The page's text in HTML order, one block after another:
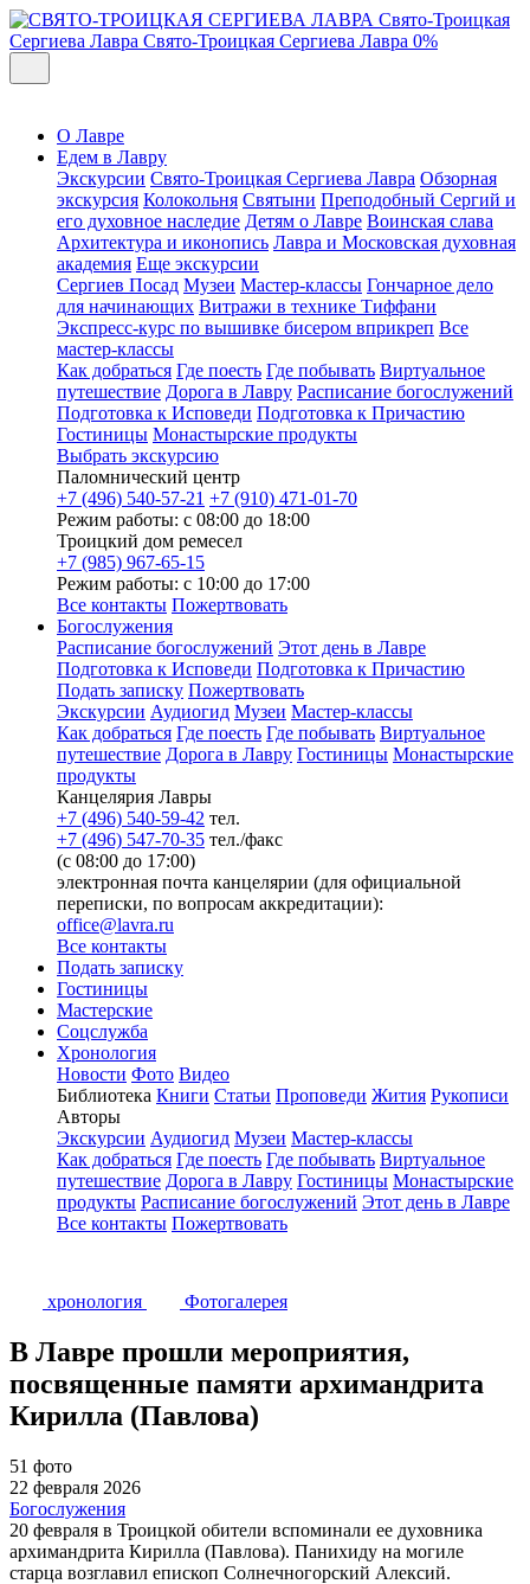
Свято-Троицкая
Сергиева Лавра Свято-Троицкая Сергиева Лавра 0%
О Лавре
Едем в Лавру
Экскурсии Свято-Троицкая Сергиева Лавра Обзорная
экскурсия Колокольня Святыни Преподобный Сергий и
его духовное наследие Детям о Лавре Воинская слава
Архитектура и иконопись Лавра и Московская духовная
академия Еще экскурсии
Сергиев Посад Музеи Мастер-классы Гончарное дело
для начинающих Витражи в технике Тиффани
Экспресс-курс по вышивке бисером вприкреп Все
мастер-классы
Как добраться Где поесть Где побывать Виртуальное
путешествие Дорога в Лавру Расписание богослужений
Подготовка к Исповеди Подготовка к Причастию
Гостиницы Монастырские продукты
Выбрать экскурсию
Паломнический центр
+7 (496) 540-57-21 +7 (910) 471-01-70
Режим работы: с 08:00 до 18:00
Троицкий дом ремесел
+7 (985) 967-65-15
Режим работы: с 10:00 до 17:00
Все контакты Пожертвовать
Богослужения
Расписание богослужений Этот день в Лавре
Подготовка к Исповеди Подготовка к Причастию
Подать записку Пожертвовать
Экскурсии Аудиогид Музеи Мастер-классы
Как добраться Где поесть Где побывать Виртуальное
путешествие Дорога в Лавру Гостиницы Монастырские
продукты
Канцелярия Лавры
+7 (496) 540-59-42 тел.
+7 (496) 547-70-35 тел./факс
(с 08:00 до 17:00)
электронная почта канцелярии (для официальной
переписки, по вопросам аккредитации):
office@lavra.ru
Все контакты
Подать записку
Гостиницы
Мастерские
Соцслужба
Хронология
Новости Фото Видео
Библиотека Книги Статьи Проповеди Жития Рукописи
Авторы
Экскурсии Аудиогид Музеи Мастер-классы
Как добраться Где поесть Где побывать Виртуальное
путешествие Дорога в Лавру Гостиницы Монастырские
продукты Расписание богослужений Этот день в Лавре
Все контакты Пожертвовать
хронология Фотогалерея
В Лавре прошли мероприятия,
посвященные памяти архимандрита
Кирилла (Павлова)
51 фото
22 февраля 2026
Богослужения
20 февраля в Троицкой обители вспоминали ее духовника
архимандрита Кирилла (Павлова). Панихиду на могиле
старца возглавил епископ Солнечногорский Алексий.